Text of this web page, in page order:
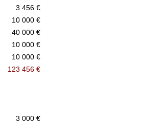
3 456 €
10 000 €
40 000 €
10 000 €
10 000 €
123 456 €
3 000 €